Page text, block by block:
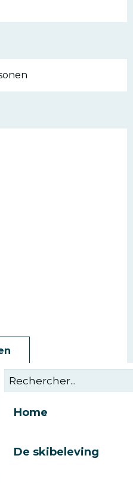
Home
De skibeleving